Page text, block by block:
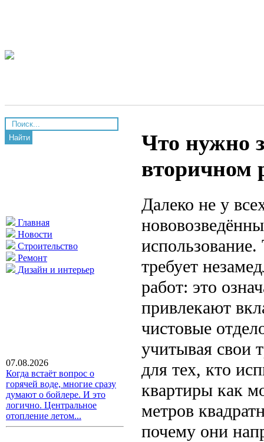
Найти
Главная
Новости
Строительство
Ремонт
Дизайн и интерьер
07.08.2026
Когда встаёт вопрос о
горячей воде, многие сразу
думают о бойлере. И это
логично. Центральное
отопление летом...
Что нужно
вторичном
Далеко не у
требует
работ: это
привлекают
чистовые
учитывая свои
для тех, кто
квартиры как
метров
почему они